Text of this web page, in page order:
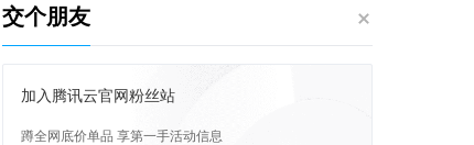
交个朋友
加入腾讯云官网粉丝站
蹲全网底价单品 享第一手活动信息